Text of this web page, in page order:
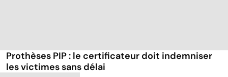
Prothèses PIP : le certificateur doit indemniser
les victimes sans délai